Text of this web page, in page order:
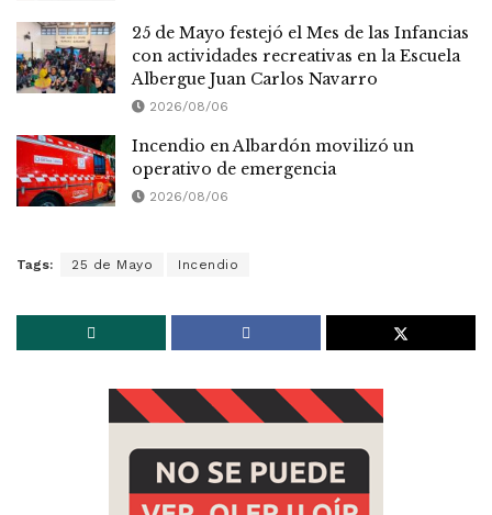
25 de Mayo festejó el Mes de las Infancias
con actividades recreativas en la Escuela
Albergue Juan Carlos Navarro
2026/08/06
Incendio en Albardón movilizó un
operativo de emergencia
2026/08/06
Tags: 25 de Mayo Incendio